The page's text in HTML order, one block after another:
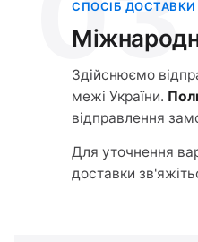
СПОСІБ ДОСТАВКИ
Здійснюємо
межі України.
відправлення
Для уточнення
доставки